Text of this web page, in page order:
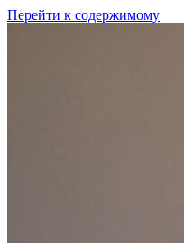
Перейти к содержимому